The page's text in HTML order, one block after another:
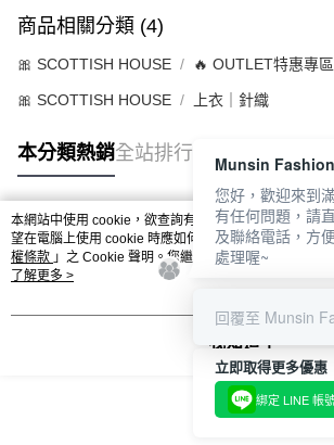
商品相關分類 (4)
🎀 SCOTTISH HOUSE 🔥 OUTLET特惠專區
🎀 SCOTTISH HOUSE 上衣｜針織
本分類熱銷全站排行
熱門標籤
本網站中使用 cookie，欲查詢有關本網站使用 cookie 方
望在電腦上使用 cookie 時應如何變更電腦的 cookie 設
權條款 」之 Cookie 聲明。您繼續使用本網站即表示您
用條款之 Cookie 聲明使用 cookie。
了解更多 >
我知道了
立即取得更多優惠
綁定 LINE 帳
Munsin
您好，歡迎來到
有任何問題，請
及聯絡電話，方
處理喔~
回覆至 Munsin